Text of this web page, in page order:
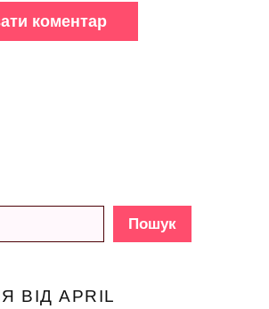
Пошук
ВІД APRIL